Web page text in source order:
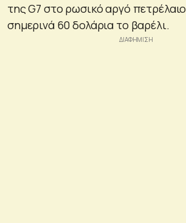
της G7 στο ρωσικό αργό
σημερινά 60 δολάρια το βαρέλι.